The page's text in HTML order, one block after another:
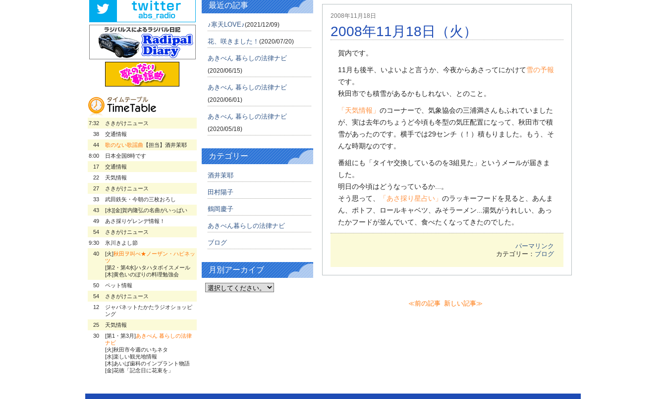
2008年11月18日
2008年11月18日（火）
賀内です。
11月も後半、いよいよと言うか、今夜からあさってにかけて雪の予報
です。
秋田市でも積雪があるかもしれない、とのこと。
「天気情報」 のコーナーで、気象協会の三浦満さんもふれていました
が、実は去年のちょうど今頃も冬型の気圧配置になって、秋田市で積
雪があったのです。横手では29センチ（！）積もりました。もう、そ
んな時期なのです。
番組にも「タイヤ交換しているのを3組見た」というメールが届きま
した。
明日の今頃はどうなっているか...。
そう思って、
「あさ採り星占い」 のラッキーフードを見ると、あんま
ん、ポトフ、ロールキャベツ、みそラーメン...湯気がうれしい、あっ
たかフードが並んでいて、食べたくなってきたのでした。
パーマリンク
カテゴリー： ブログ
≪前の記事 新しい記事≫
7:32
さきがけニュース
38
交通情報
44
歌のない歌謡曲 【担当】酒井茉耶
8:00
日本全国8時です
17
交通情報
22
天気情報
27
さきがけニュース
33
武田鉄矢・今朝の三枚おろし
43
[水][金]賀内隆弘の名曲がいっぱい
49
あさ採りゲレンデ情報！
54
さきがけニュース
9:30
氷川きよし節
40
[火]秋田ヲ叫べ★ノーザン・ハピネッ
ツ
[第2・第4水]ハタハタボイスメール
[木]黄色いのぼりの料理勉強会
50
ペット情報
54
さきがけニュース
12
ジャパネットたかたラジオショッピ
ング
25
天気情報
30
[第1・第3月]あきべん 暮らしの法律
ナビ
[火]秋田市今週のいちネタ
[水]楽しい観光地情報
[木]あいば歯科のインプラント物語
[金]花徳「記念日に花束を」
最近の記事
♪寒天LOVE♪(2021/12/09)
花、咲きました！ (2020/07/20)
あきべん 暮らしの法律ナビ
(2020/06/15)
あきべん 暮らしの法律ナビ
(2020/06/01)
あきべん 暮らしの法律ナビ
(2020/05/18)
カテゴリー
酒井茉耶
田村陽子
鶴岡慶子
あきべん暮らしの法律ナビ
ブログ
月別アーカイブ